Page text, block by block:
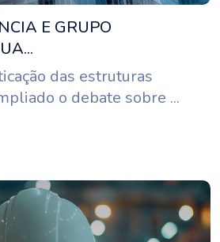
E GRUPO
das estruturas
o debate sobre ...